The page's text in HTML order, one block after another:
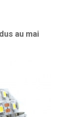
au mai